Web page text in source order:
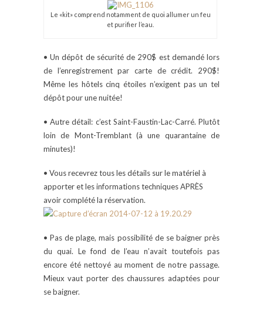
Le «kit» comprend notamment de quoi allumer un feu
et purifier l’eau.
• Un dépôt de sécurité de 290$ est demandé lors
de l’enregistrement par carte de crédit. 290$!
Même les hôtels cinq étoiles n’exigent pas un tel
dépôt pour une nuitée!
• Autre détail: c’est Saint-Faustin-Lac-Carré. Plutôt
loin de Mont-Tremblant (à une quarantaine de
minutes)!
• Vous recevrez tous les détails sur le matériel à
apporter et les informations techniques APRÈS
avoir complété la réservation.
• Pas de plage, mais possibilité de se baigner près
du quai. Le fond de l’eau n’avait toutefois pas
encore été nettoyé au moment de notre passage.
Mieux vaut porter des chaussures adaptées pour
se baigner.